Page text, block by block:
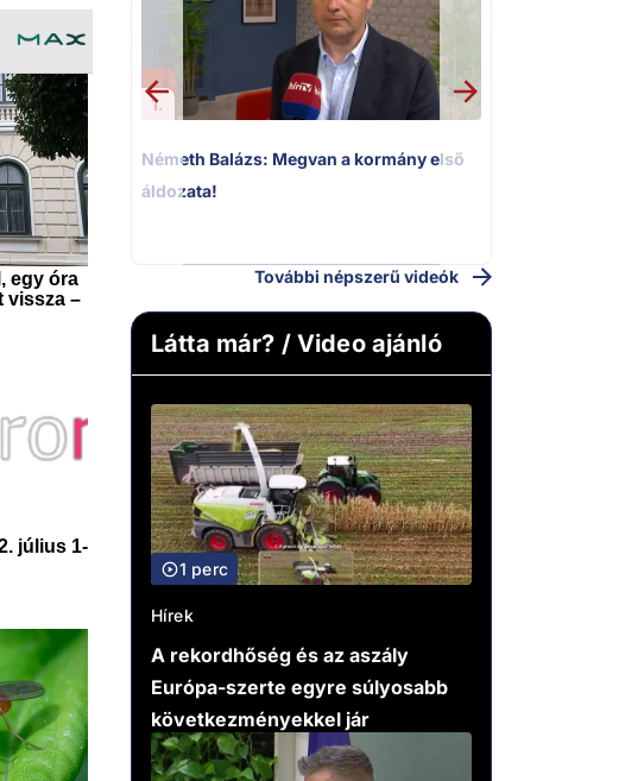
1.
Németh Balázs: Megvan a kormány első
áldozata!
További népszerű videók
Látta már? / Video ajánló
1 perc
Hírek
A rekordhőség és az aszály
Európa-szerte egyre súlyosabb
következményekkel jár